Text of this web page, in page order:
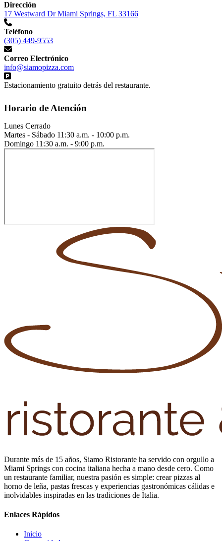
Dirección
17 Westward Dr Miami Springs, FL 33166
Teléfono
(305) 449-9553
Correo Electrónico
info@siamopizza.com
Estacionamiento gratuito detrás del restaurante.
Horario de Atención
Lunes Cerrado
Martes - Sábado 11:30 a.m. - 10:00 p.m.
Domingo 11:30 a.m. - 9:00 p.m.
Durante más de 15 años, Siamo Ristorante ha servido con orgullo a
Miami Springs con cocina italiana hecha a mano desde cero. Como
un restaurante familiar, nuestra pasión es simple: crear pizzas al
horno de leña, pastas frescas y experiencias gastronómicas cálidas e
inolvidables inspiradas en las tradiciones de Italia.
Enlaces Rápidos
Inicio